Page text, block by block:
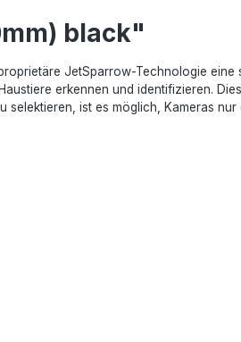
black"
JetSparrow-Technologie eine
erkennen und identifizieren.
ist es möglich, Kameras nur